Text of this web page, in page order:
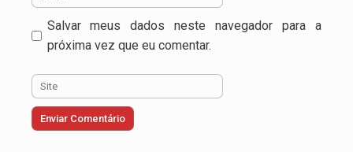
mail
Salvar meus dados neste navegador para a
próxima vez que eu comentar.
Site